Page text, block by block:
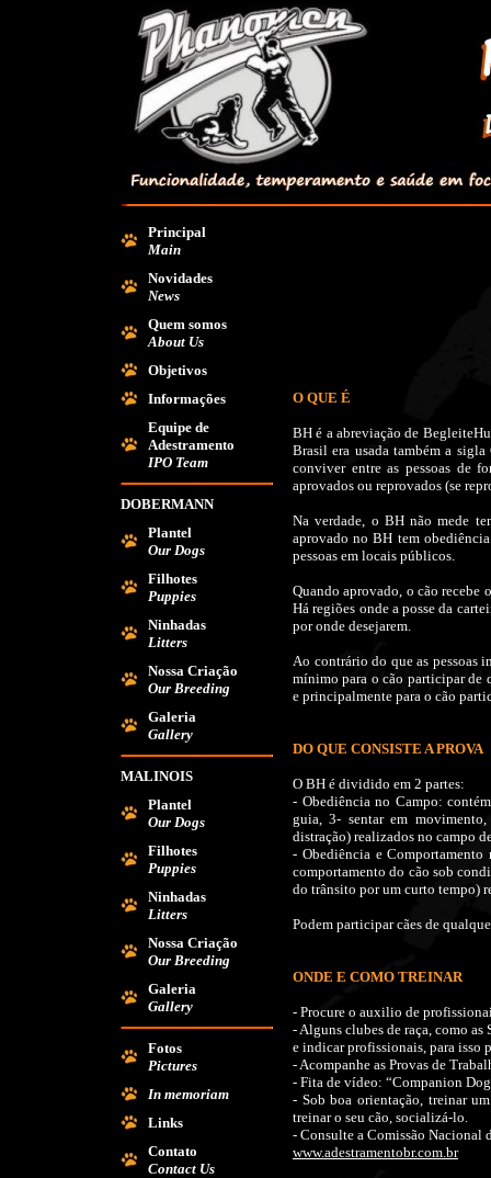
Principal
Main
Novidades
News
Quem somos
About Us
Objetivos
Informações
Equipe de
Adestramento
IPO Team
DOBERMANN
Plantel
Our Dogs
Filhotes
Puppies
Ninhadas
Litters
Nossa Criação
Our Breeding
Galeria
Gallery
MALINOIS
Plantel
Our Dogs
Filhotes
Puppies
Ninhadas
Litters
Nossa Criação
Our Breeding
Galeria
Gallery
Fotos
Pictures
In memoriam
Links
Contato
Contact Us
O QUE É
BH é a abreviação de
Brasil era usada também a sigla
conviver entre as pessoas de
aprovados ou reprovados (se
Na verdade, o BH não mede
aprovado no BH tem
pessoas em locais públicos.
Quando aprovado, o cão recebe
Há regiões onde a posse da
por onde desejarem.
Ao contrário do que as pessoas
mínimo para o cão participar de
e principalmente para o cão
DO QUE CONSISTE A PROVA
O BH é dividido em 2 partes:
- Obediência no Campo:
guia, 3- sentar em
distração) realizados no campo
- Obediência e
comportamento do cão sob
do trânsito por um curto tempo)
Podem participar cães de
ONDE E COMO TREINAR
- Procure o auxilio de
- Alguns clubes de raça, como as
e indicar profissionais, para isso
- Acompanhe as Provas de
- Fita de vídeo: “Companion
- Sob boa orientação, treinar
treinar o seu cão, socializá-lo.
- Consulte a Comissão Nacional
www.adestramentobr.com.br